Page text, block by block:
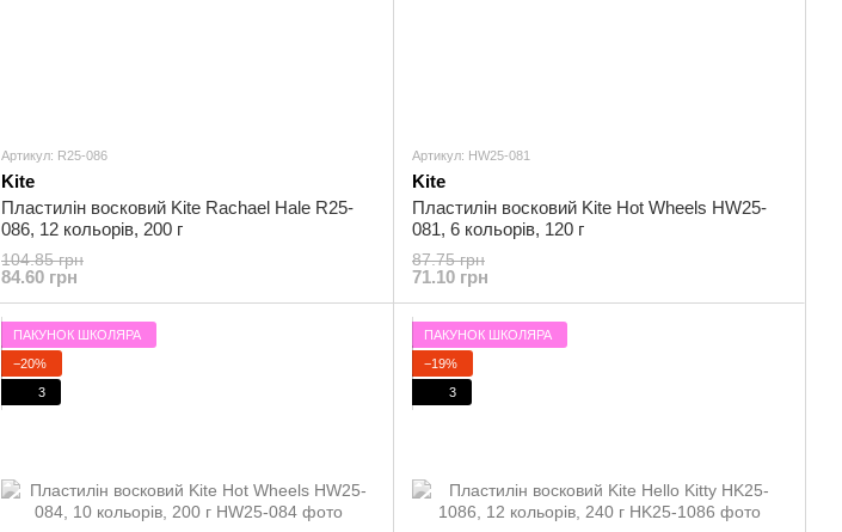
Артикул: R25-086
Kite
Пластилін восковий Kite Rachael Hale R25-
086, 12 кольорів, 200 г
104.85 грн
84.60 грн
Артикул: HW25-081
Kite
Пластилін восковий Kite Hot Wheels HW25-
081, 6 кольорів, 120 г
87.75 грн
71.10 грн
ПАКУНОК ШКОЛЯРА
−20%
3
ПАКУНОК ШКОЛЯРА
−19%
3